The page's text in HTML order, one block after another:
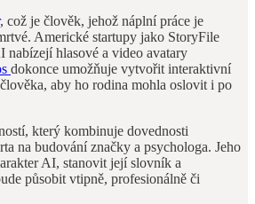
, což je člověk, jehož náplní práce je
Americké startupy jako StoryFile
nabízejí hlasové a video avatary
dokonce umožňuje vytvořit interaktivní
aby ho rodina mohla oslovit i po
který kombinuje dovednosti
na budování značky a psychologa. Jeho
AI, stanovit její slovník a
působit vtipně, profesionálně či